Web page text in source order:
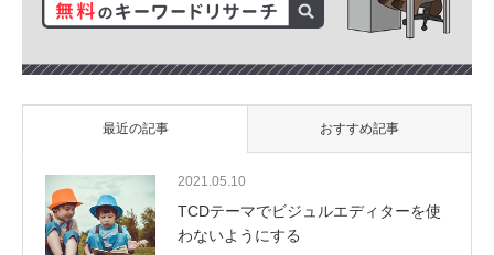
最近の記事 おすすめ記事
2021.05.10
TCDテーマでビジュルエディターを使
わないようにする